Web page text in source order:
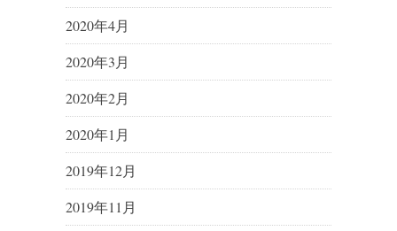
2020年4月
2020年3月
2020年2月
2020年1月
2019年12月
2019年11月